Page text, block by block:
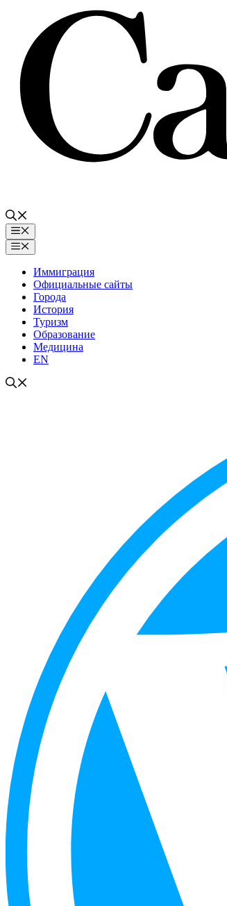
содержимому
Меню
Меню
Иммиграция
Официальные сайты
Города
История
Туризм
Образование
Медицина
EN